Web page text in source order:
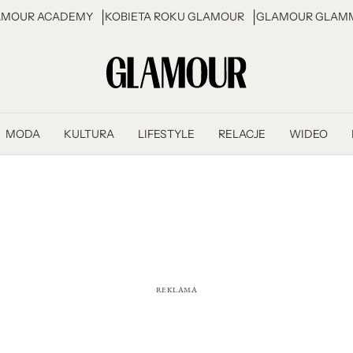
ACADEMY KOBIETA ROKU GLAMOUR GLAMOUR
MODA KULTURA LIFESTYLE RELACJE WIDEO